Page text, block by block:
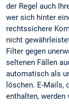
der Regel auch
wer sich hinter
rechtssichere
nicht
Filter gegen
seltenen Fällen
automatisch als
löschen. E-Mails,
enthalten,